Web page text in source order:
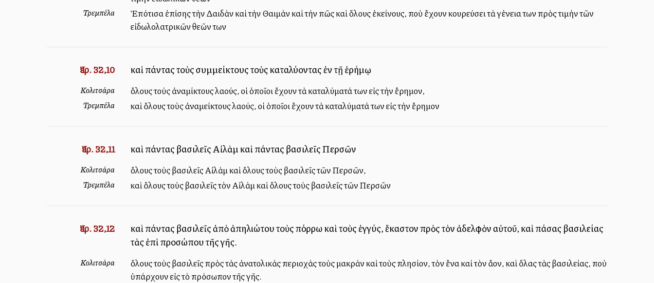
Τρεμπέλα
Ἐπότισα ἐπίσης τὴν Δαιδὰν καὶ τὴν Θαιμὰν καὶ τὴν πῶς καὶ ὅλους ἐκείνους, ποὺ ἔχουν κουρεύσει τὰ γένεια των πρὸς τιμὴν τῶν
εἰδωλολατρικῶν θεῶν των
Ἰερ. 32,10 καὶ πάντας τοὺς συμμείκτους τοὺς καταλύοντας ἐν τῇ ἐρήμῳ
Κολιτσάρα ὅλους τοὺς ἀναμίκτους λαούς, οἱ ὁποῖοι ἔχουν τὰ καταλύματά των εἰς τὴν ἔρημον,
Τρεμπέλα καὶ ὅλους τοὺς ἀναμείκτους λαούς, οἱ ὁποῖοι ἔχουν τὰ καταλύματά των εἰς τὴν ἔρημον
Ἰερ. 32,11 καὶ πάντας βασιλεῖς Αἰλὰμ καὶ πάντας βασιλεῖς Περσῶν
Κολιτσάρα ὅλους τοὺς βασιλεῖς Αἰλὰμ καὶ ὅλους τοὺς βασιλεῖς τῶν Περσῶν,
Τρεμπέλα καὶ ὅλους τοὺς βασιλεῖς τὸν Αἰλὰμ καὶ ὅλους τοὺς βασιλεῖς τῶν Περσῶν
Ἰερ. 32,12
καὶ πάντας βασιλεῖς ἀπὸ ἀπηλιώτου τοὺς πόρρω καὶ τοὺς ἐγγύς, ἕκαστον πρὸς τὸν ἀδελφὸν αὐτοῦ, καὶ πάσας βασιλείας
τὰς ἐπὶ προσώπου τῆς γῆς.
Κολιτσάρα
ὅλους τοὺς βασιλεῖς πρὸς τὰς ἀνατολικὰς περιοχὰς τοὺς μακρὰν καὶ τοὺς πλησίον, τὸν ἕνα καὶ τὸν ἄλλον, καὶ ὅλας τὰς βασιλείας, ποὺ
ὑπάρχουν εἰς τὸ πρόσωπον τῆς γῆς.